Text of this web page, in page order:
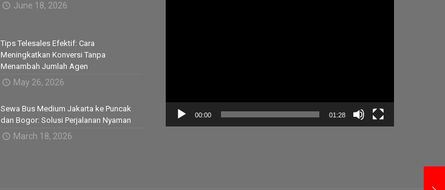
June 18, 2026
Tips Telesales Efektif: Cara
Meningkatkan Konversi Tanpa
Menambah Jumlah Agen
May 26, 2026
Sewa Bus Medium Jakarta ke Puncak
dan Bogor: Solusi Perjalanan Nyaman
March 18, 2026
00:00 01:28